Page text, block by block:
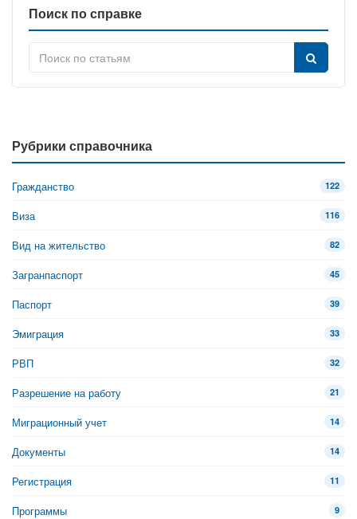
Поиск по справке
Рубрики справочника
Гражданство 122
Виза 116
Вид на жительство 82
Загранпаспорт 45
Паспорт 39
Эмиграция 33
РВП 32
Разрешение на работу 21
Миграционный учет 14
Документы 14
Регистрация 11
Программы 9